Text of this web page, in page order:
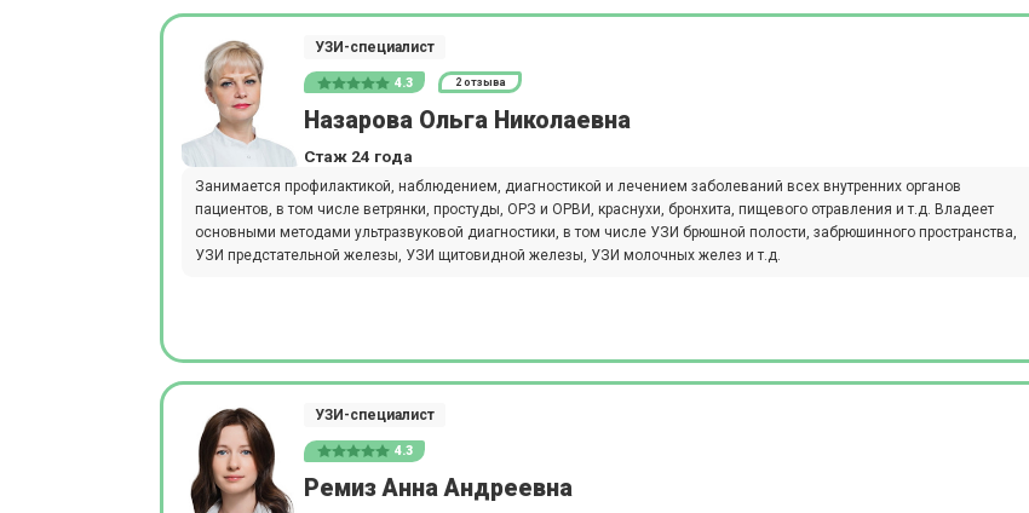
УЗИ-специалист
4.3 2 отзыва
Назарова Ольга Николаевна
Стаж 24 года
Занимается профилактикой, наблюдением, диагностикой и лечением заболеваний всех внутренних органов
пациентов, в том числе ветрянки, простуды, ОРЗ и ОРВИ, краснухи, бронхита, пищевого отравления и т.д. Владеет
основными методами ультразвуковой диагностики, в том числе УЗИ брюшной полости, забрюшинного пространства,
УЗИ предстательной железы, УЗИ щитовидной железы, УЗИ молочных желез и т.д.
УЗИ-специалист
4.3
Ремиз Анна Андреевна